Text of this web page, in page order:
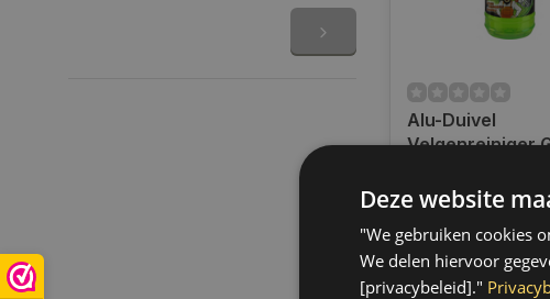
Alu-Duivel
Velgenreiniger
Op werkdagen
uur besteld,
verzonden. Boven
gratis verzending.
BE)
Deze website
"We gebruiken cookies
We delen hiervoor
[privacybeleid]."